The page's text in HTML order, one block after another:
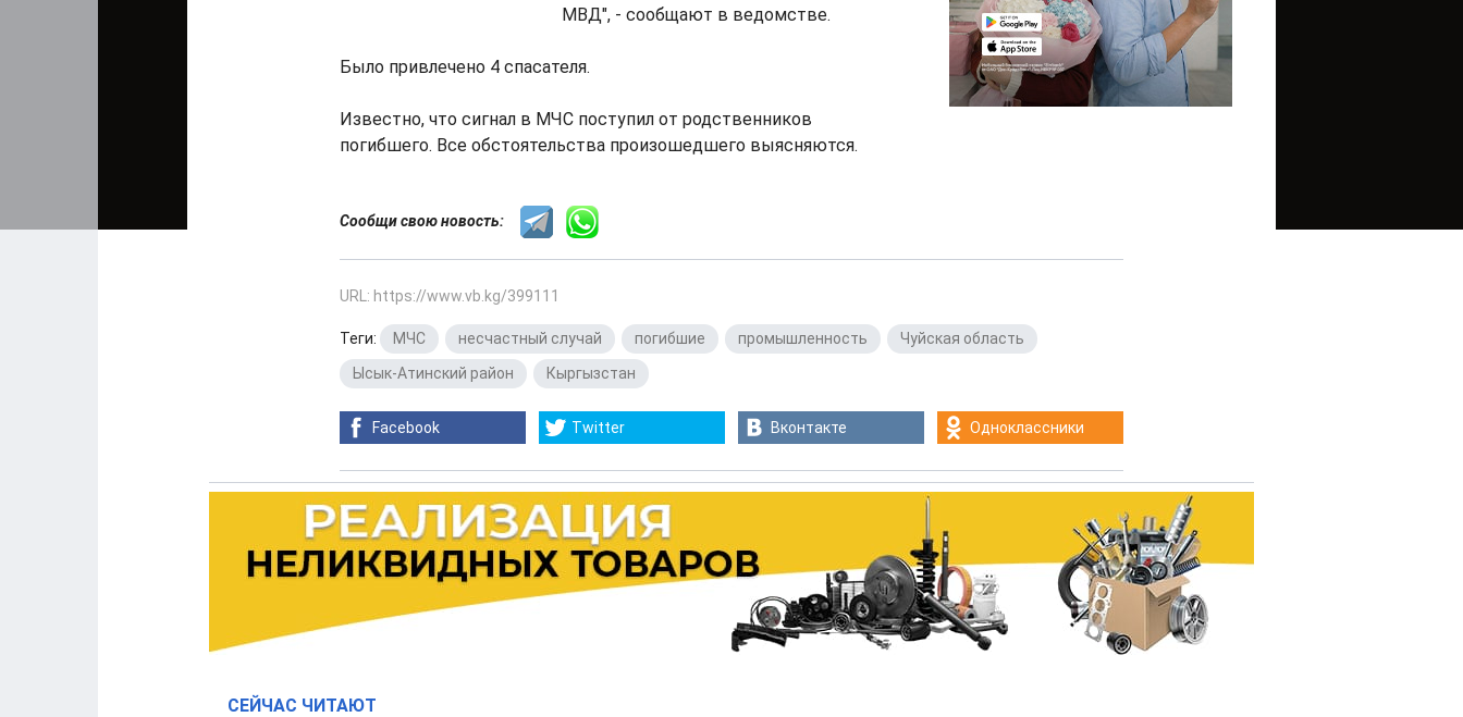
МВД", - сообщают в ведомстве.
Было привлечено 4 спасателя.
Известно, что сигнал в МЧС поступил от родственников
погибшего. Все обстоятельства произошедшего выясняются.
Сообщи свою новость:
URL: https://www.vb.kg/399111
Теги: МЧС несчастный случай погибшие промышленность Чуйская область
Ысык-Атинский район
Кыргызстан
Facebook Twitter Вконтакте Одноклассники
СЕЙЧАС ЧИТАЮТ